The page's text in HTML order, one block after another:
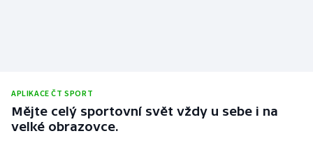
Plážový volejbal
APLIKACE ČT SPORT
Mějte celý sportovní svět vždy u sebe i na
velké obrazovce.